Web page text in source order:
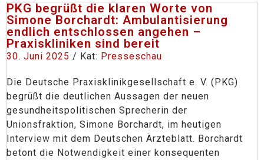
PKG begrüßt die klaren Worte von
Simone Borchardt: Ambulantisierung
endlich entschlossen angehen –
Praxiskliniken sind bereit
30. Juni 2025 / Kat: Presseschau
Die Deutsche Praxisklinikgesellschaft e. V. (PKG)
begrüßt die deutlichen Aussagen der neuen
gesundheitspolitischen Sprecherin der
Unionsfraktion, Simone Borchardt, im heutigen
Interview mit dem Deutschen Ärzteblatt. Borchardt
betont die Notwendigkeit einer konsequenten